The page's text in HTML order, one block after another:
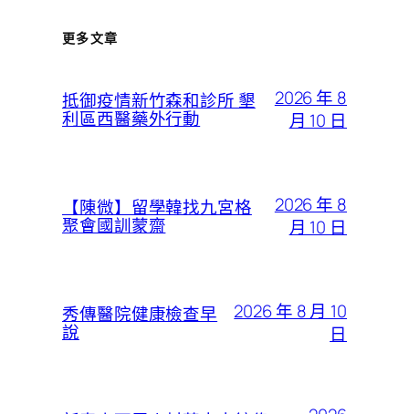
更多文章
抵御疫情新竹森和診所 墾
利區西醫藥外行動
2026 年 8
月 10 日
【陳微】留學韓找九宮格
聚會國訓蒙齋
2026 年 8
月 10 日
秀傳醫院健康檢查早
說
2026 年 8 月 10
日